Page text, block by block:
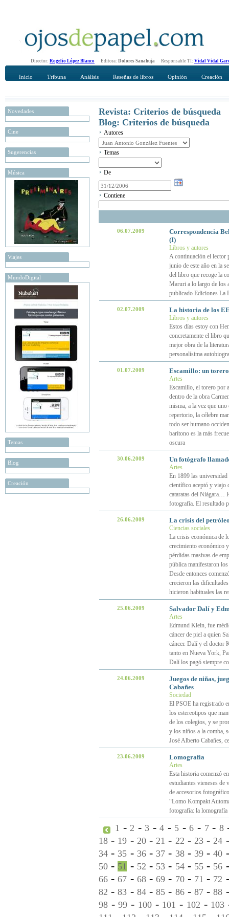
Director: Rogelio López Blanco Editora: Dolores Sanahuja Responsable TI: Vidal Vidal
Inicio Tribuna Análisis Reseñas de libros Opinión Creación
Novedades
Cine
Sugerencias
Música
Viajes
MundoDigital
Temas
Blog
Creación
Revista: Criterios de búsqueda
Blog: Criterios de búsqueda
Autores
Temas
De
Contiene
06.07.2009
Correspondencia
(I)
Libros y autores
A continuación el lector
junio de este año en la
del libro que recoge la
Maruri a lo largo de los
publicado Ediciones La
02.07.2009 La historia de los
Libros y autores
Estos días estoy con
concretamente el libro
mejor obra de la
personalísima
01.07.2009 Escamillo: un
Artes
Escamillo, el torero por
dentro de la obra
misma, a la vez que
repertorio, la célebre
todo ser humano
barítono es la más
oscura
30.06.2009 Un fotógrafo
Artes
En 1899 las
científico aceptó y viajo
cataratas del Niágara…
fotografía. El resultado
26.06.2009 La crisis del
Ciencias sociales
La crisis económica de
crecimiento económico
pérdidas masivas de
pública manifestaron
Desde entonces
crecieron las
hicieron habituales las
25.06.2009 Salvador Dalí y
Artes
Edmund Klein, fue
cáncer de piel a quien
cáncer. Dalí y el doctor
tanto en Nueva York,
Dalí los pagó siempre
24.06.2009
Juegos de niñas,
Cabañes
Sociedad
El PSOE ha registrado
los estereotipos que
de los colegios, y se
y los niños a la comba,
José Alberto Cabañes,
23.06.2009 Lomografía
Artes
Esta historia comenzó
estudiantes vieneses de
de accesorios
“Lomo Kompakt
fotografía: la lomografía
1 -2 - 3 -4 - 5 -6 - 7- 8
18 - 19 - 20-21 - 22 - 23-24
34 - 35 - 36- 37 - 38- 39-40
50 - 51 - 52 - 53 - 54- 55- 56
66 -67 - 68-69 - 70- 71 - 72
82 -83 - 84-85 - 86- 87-88
98 -99 - 100- 101 - 102 - 103